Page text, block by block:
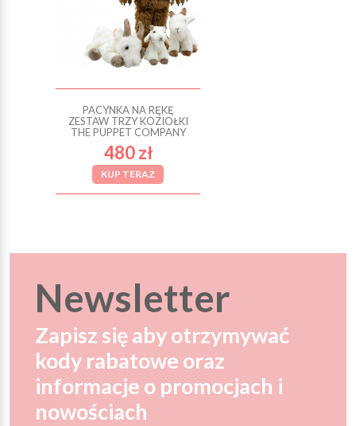
PACYNKA NA RĘKĘ
ZESTAW TRZY KOZIOŁKI
THE PUPPET COMPANY
480 zł
KUP TERAZ
Newsletter
Zapisz się aby otrzymywać
kody rabatowe oraz
informacje o promocjach i
nowościach